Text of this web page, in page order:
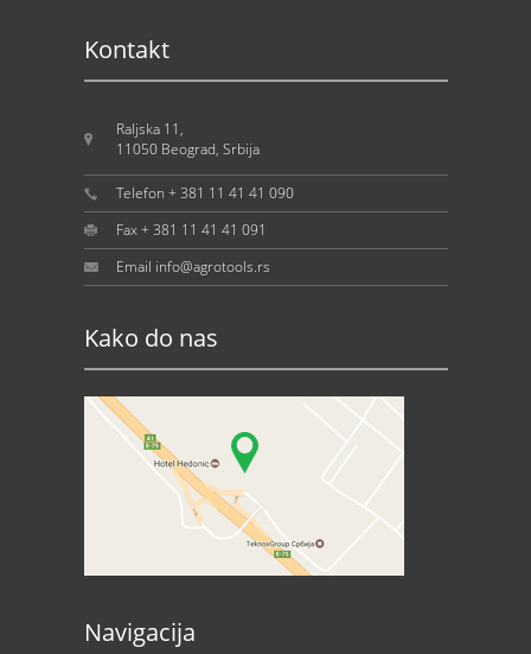
Kontakt
Raljska 11,
11050 Beograd, Srbija
Telefon + 381 11 41 41 090
Fax + 381 11 41 41 091
Email info@agrotools.rs
Kako do nas
Navigacija